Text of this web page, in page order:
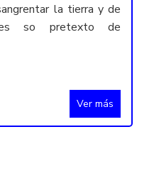
la tierra y de
so pretexto de
Ver más